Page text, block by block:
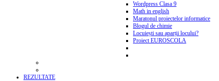
Wordpress Clasa 9
Math in english
Maratonul proiectelor informatice
Blogul de chimie
Locuiești sau aparții locului?
Proiect EUROSCOLA
REZULTATE